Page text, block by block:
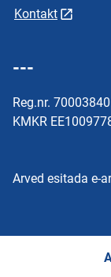
Kontakt
---
Reg.nr. 70003840
KMKR
Arved esitada e-